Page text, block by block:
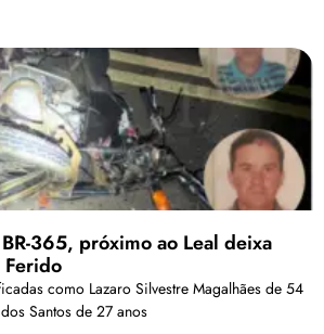
365, próximo ao Leal deixa
como Lazaro Silvestre Magalhães de 54
Santos de 27 anos